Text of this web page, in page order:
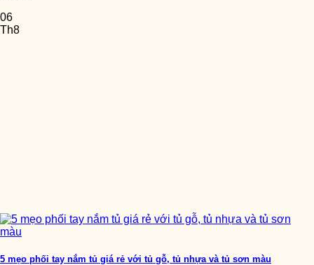
06
Th8
5 mẹo phối tay nắm tủ giá rẻ với tủ gỗ, tủ nhựa và tủ sơn màu